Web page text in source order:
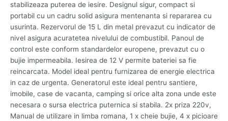
stabilizeaza puterea de iesire. Designul sigur, compact si
portabil cu un cadru solid asigura mentenanta si repararea cu
usurinta. Rezervorul de 15 L din metal prevazut cu indicator de
nivel asigura acuratetea nivelului de combustibil. Panoul de
control este conform standardelor europene, prevazut cu o
bujie impermeabila. Iesirea de 12 V permite bateriei sa fie
reincarcata. Model ideal pentru furnizarea de energie electrica
in caz de urgenta. Generatorul este ideal pentru santiere,
imobile, case de vacanta, camping si orice alta zona unde este
necesara o sursa electrica puternica si stabila. 2x priza 220v,
Manual de utilizare in limba romana, 1 x cheie bujie, 4 x picioare